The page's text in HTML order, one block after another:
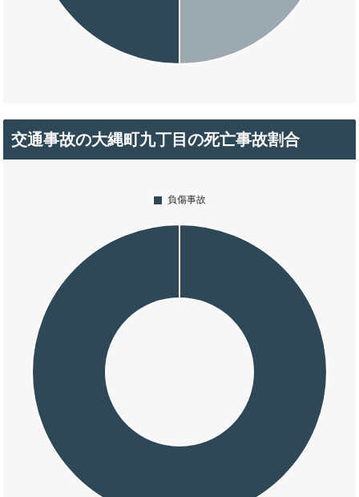
交通事故の大縄町九丁目の死亡事故割合